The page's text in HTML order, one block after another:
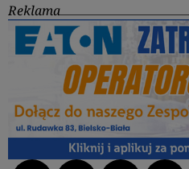
Reklama